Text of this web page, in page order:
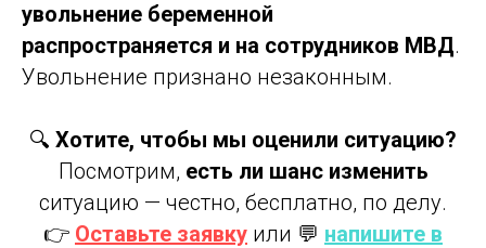
увольнение беременной
распространяется и на сотрудников МВД.
Увольнение признано незаконным.
🔍 Хотите, чтобы мы оценили ситуацию?
Посмотрим, есть ли шанс изменить
ситуацию — честно, бесплатно, по делу.
👉 Оставьте заявку или 💬 напишите в